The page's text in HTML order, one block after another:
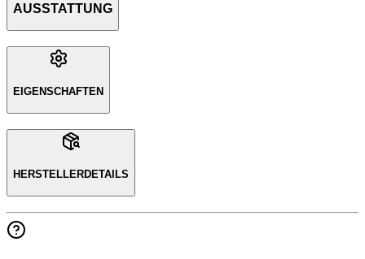
AUSSTATTUNG
EIGENSCHAFTEN
HERSTELLERDETAILS